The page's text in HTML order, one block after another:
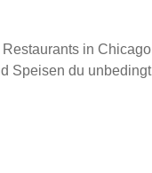
in Chicago
Speisen du unbedingt